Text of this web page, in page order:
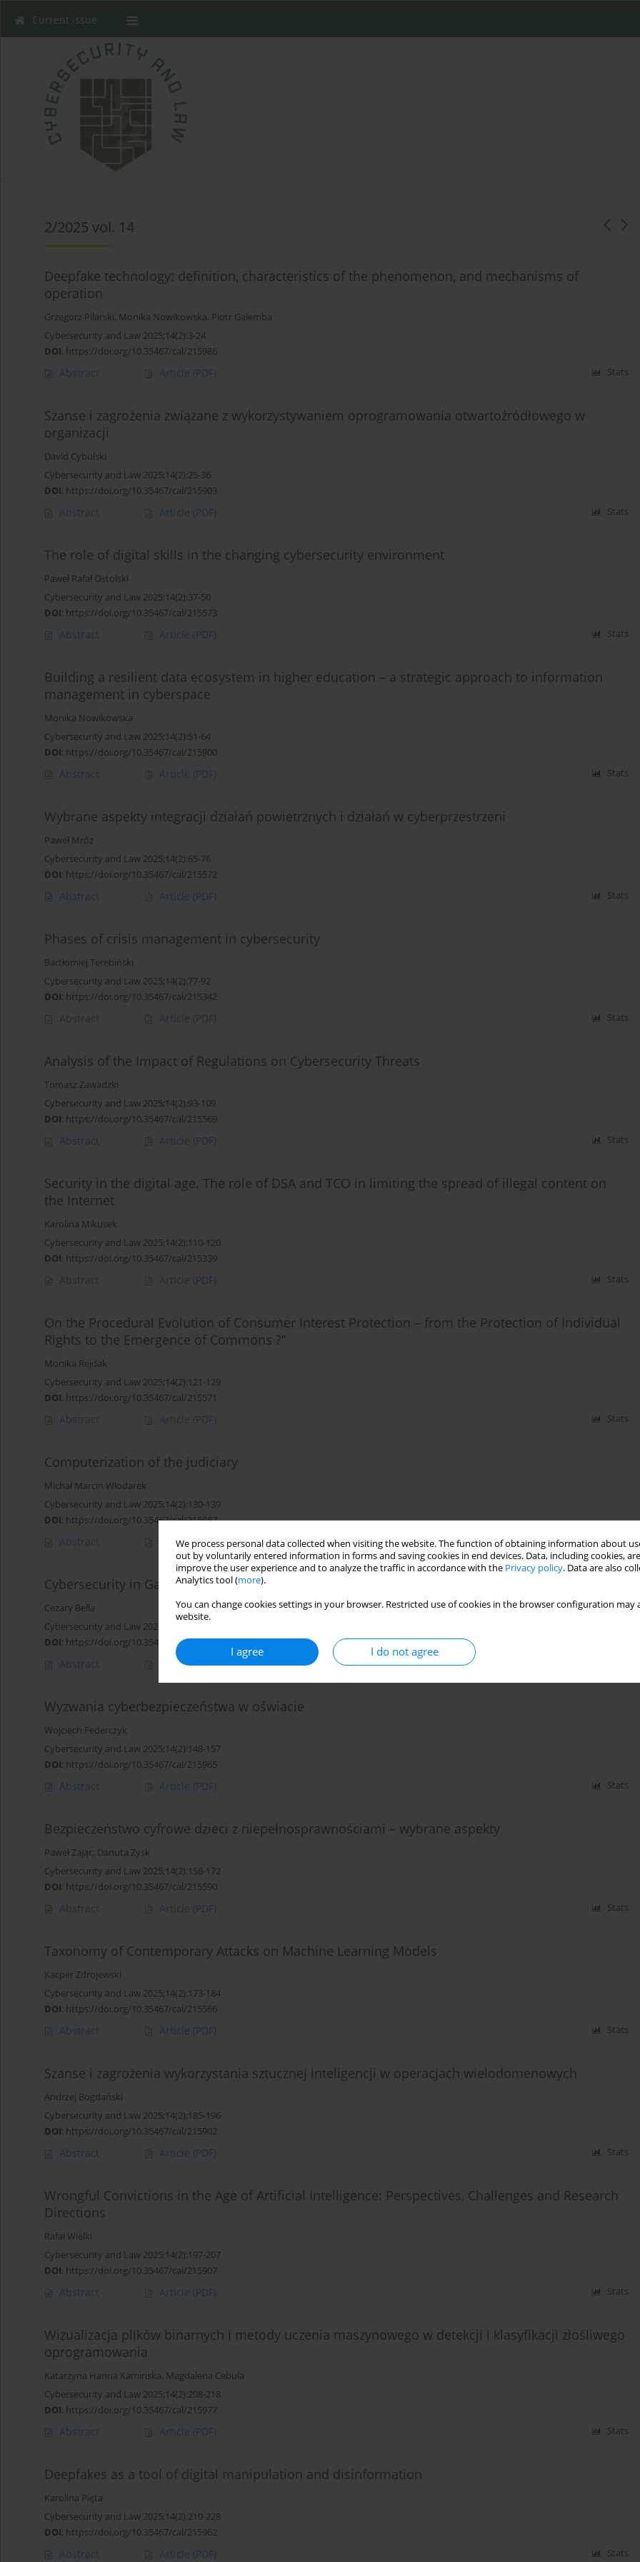
We process personal data collected when visiting the website. The function of obtaining information about
out by voluntarily entered information in forms and saving cookies in end devices. Data, including cookies,
improve the user experience and to analyze the traffic in accordance with the Privacy policy. Data are also
Analytics tool (more).
You can change cookies settings in your browser. Restricted use of cookies in the browser configuration
website.
I agree I do not agree
Current issue
2/2025 vol. 14
Deepfake technology: definition, characteristics of the phenomenon, and mechanisms of
operation
Grzegorz Pilarski, Monika Nowikowska, Piotr Galemba
Cybersecurity and Law 2025;14(2):3-24
DOI: https://doi.org/10.35467/cal/215986
Abstract Article (PDF) Stats
Szanse i zagrożenia związane z wykorzystywaniem oprogramowania otwartoźródłowego w
organizacji
David Cybulski
Cybersecurity and Law 2025;14(2):25-36
DOI: https://doi.org/10.35467/cal/215903
Abstract Article (PDF) Stats
The role of digital skills in the changing cybersecurity environment
Paweł Rafał Ostolski
Cybersecurity and Law 2025;14(2):37-50
DOI: https://doi.org/10.35467/cal/215573
Abstract Article (PDF) Stats
Building a resilient data ecosystem in higher education – a strategic approach to information
management in cyberspace
Monika Nowikowska
Cybersecurity and Law 2025;14(2):51-64
DOI: https://doi.org/10.35467/cal/215900
Abstract Article (PDF) Stats
Wybrane aspekty integracji działań powietrznych i działań w cyberprzestrzeni
Paweł Mróz
Cybersecurity and Law 2025;14(2):65-76
DOI: https://doi.org/10.35467/cal/215572
Abstract Article (PDF) Stats
Phases of crisis management in cybersecurity
Bartłomiej Terebiński
Cybersecurity and Law 2025;14(2):77-92
DOI: https://doi.org/10.35467/cal/215342
Abstract Article (PDF) Stats
Analysis of the Impact of Regulations on Cybersecurity Threats
Tomasz Zawadzki
Cybersecurity and Law 2025;14(2):93-109
DOI: https://doi.org/10.35467/cal/215569
Abstract Article (PDF) Stats
Security in the digital age. The role of DSA and TCO in limiting the spread of illegal content on
the Internet
Karolina Mikusek
Cybersecurity and Law 2025;14(2):110-120
DOI: https://doi.org/10.35467/cal/215339
Abstract Article (PDF) Stats
On the Procedural Evolution of Consumer Interest Protection – from the Protection of Individual
Rights to the Emergence of Commons ?”
Monika Rejdak
Cybersecurity and Law 2025;14(2):121-129
DOI: https://doi.org/10.35467/cal/215571
Abstract Article (PDF) Stats
Computerization of the judiciary
Michał Marcin Włodarek
Cybersecurity and Law 2025;14(2):130-139
DOI: https://doi.org/10.35467/cal/215987
Abstract Article(PDF) Stats
Cybersecurity in Games
Cezary Bella
Cybersecurity and Law 2025;14(2):140-147
DOI: https://doi.org/10.35467/cal/215976
Abstract Article(PDF)
Wyzwania cyberbezpieczeństwa w oświacie
Wojciech Federczyk
Cybersecurity and Law 2025;14(2):148-157
DOI: https://doi.org/10.35467/cal/215965
Abstract Article (PDF) Stats
Bezpieczeństwo cyfrowe dzieci z niepełnosprawnościami – wybrane aspekty
Paweł Zając, Danuta Zysk
Cybersecurity and Law 2025;14(2):158-172
DOI: https://doi.org/10.35467/cal/215590
Abstract Article (PDF) Stats
Taxonomy of Contemporary Attacks on Machine Learning Models
Kacper Zdrojewski
Cybersecurity and Law 2025;14(2):173-184
DOI: https://doi.org/10.35467/cal/215566
Abstract Article (PDF) Stats
Szanse i zagrożenia wykorzystania sztucznej inteligencji w operacjach wielodomenowych
Andrzej Bogdański
Cybersecurity and Law 2025;14(2):185-196
DOI: https://doi.org/10.35467/cal/215902
Abstract Article (PDF) Stats
Wrongful Convictions in the Age of Artificial Intelligence: Perspectives, Challenges and Research
Directions
Rafał Wielki
Cybersecurity and Law 2025;14(2):197-207
DOI: https://doi.org/10.35467/cal/215907
Abstract Article (PDF) Stats
Wizualizacja plików binarnych i metody uczenia maszynowego w detekcji i klasyfikacji złośliwego
oprogramowania
Katarzyna Hanna Kaminska, Magdalena Cebula
Cybersecurity and Law 2025;14(2):208-218
DOI: https://doi.org/10.35467/cal/215977
Abstract Article (PDF) Stats
Deepfakes as a tool of digital manipulation and disinformation
Karolina Pięta
Cybersecurity and Law 2025;14(2):219-228
DOI: https://doi.org/10.35467/cal/215962
Abstract Article (PDF) Stats